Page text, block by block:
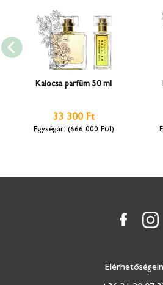
Kalocsa parfüm 50 ml
33 300 Ft
(666 000 Ft/l)